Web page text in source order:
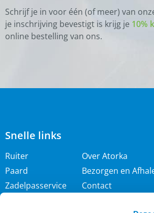
Schrijf je in voor één (of meer) van
je inschrijving bevestigt is krijg je 10%
online bestelling van ons.
Snelle links
Ruiter
Paard
Zadelpasservice
Over Atorka
Bezorgen en
Contact